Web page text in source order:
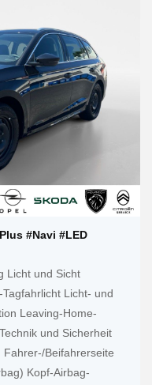
#Navi #LED
Licht und Sicht
Licht- und
Leaving-Home-
und Sicherheit
Beifahrerseite
Kopf-Airbag-